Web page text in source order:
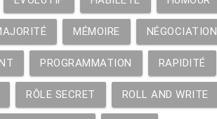
MÉMOIRE NÉGOCIATION
PROGRAMMATION RAPIDITÉ
RÔLE SECRET ROLL AND WRITE